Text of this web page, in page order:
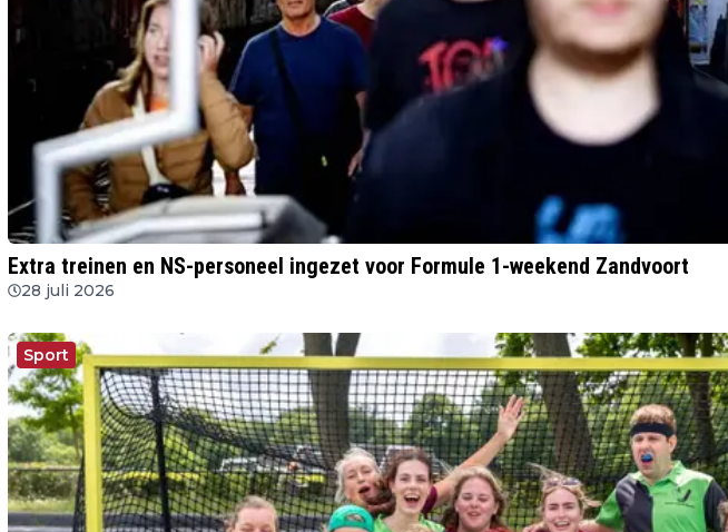
Extra treinen en NS-personeel ingezet voor Formule 1-weekend Zandvoort
28 juli 2026
Sport